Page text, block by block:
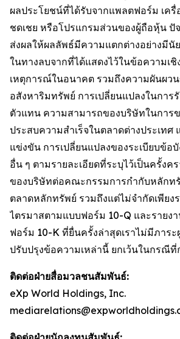
ผลประโยชน์ที่ได้รับจากแพลตฟอร์ม เครื่
ชดเชย หรือโปรแกรมส่วนของผู้ถือหุ้น ปั
ส่งผลให้ผลลัพธ์มีความแตกต่างอย่างมีนั
ในทางลบจากที่ได้แสดงไว้ในข้อความเ
เหตุการณ์ในอนาคต รวมถึงความผันผว
อสังหาริมทรัพย์ การเปลี่ยนแปลงในการ
ตัวแทน ความสามารถของบริษัทในการ
ประสบความสำเร็จในตลาดต่างประเทศ
แข่งขัน การเปลี่ยนแปลงของระเบียบข้อ
อื่น ๆ ตามรายละเอียดที่ระบุไว้เป็นครั้งค
ของบริษัทต่อคณะกรรมการกำกับหลักท
ตลาดหลักทรัพย์ รวมถึงแต่ไม่จำกัดเพียง
ไตรมาสตามแบบฟอร์ม 10-Q และรายง
ฟอร์ม 10-K ที่ยื่นครั้งล่าสุดเราไม่มีภาระ
ปรับปรุงข้อความเหล่านี้ ยกเว้นในกรณี
ติดต่อฝ่ายสื่อมวลชนสัมพันธ์:
eXp World Holdings, Inc.